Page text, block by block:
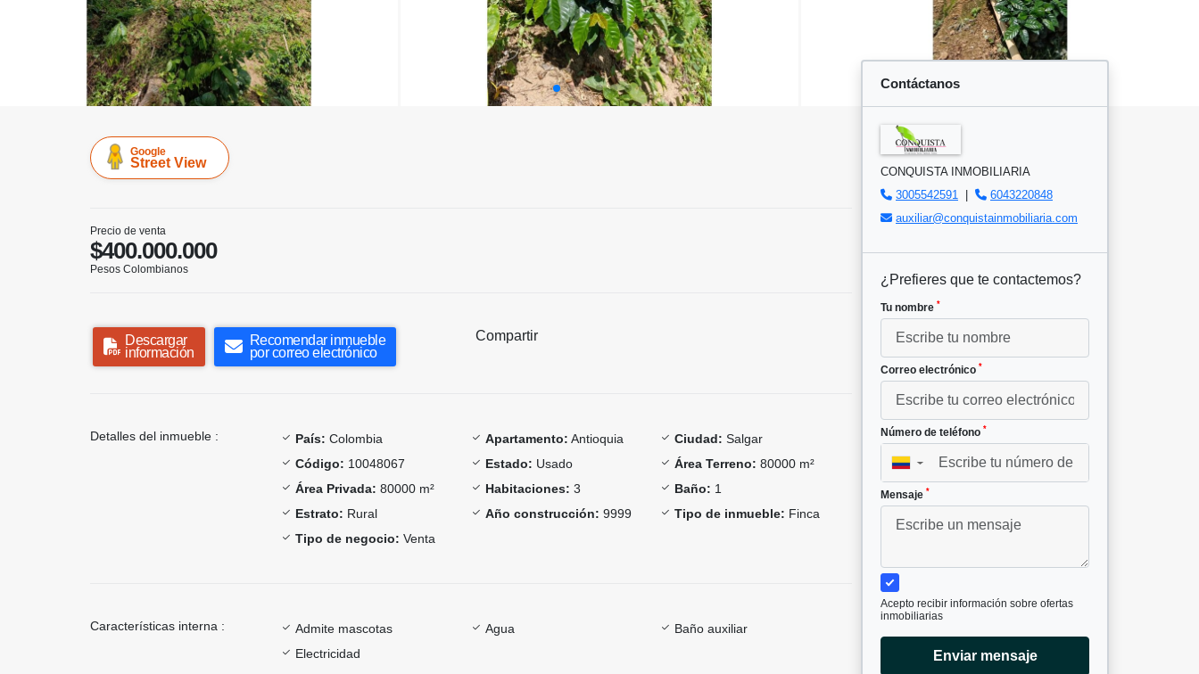
Google
Street View
Precio de venta
$400.000.000
Pesos Colombianos
Descargar
información
Recomendar inmueble
por correo electrónico
Compartir
Detalles del inmueble : País: Colombia Apartamento: Antioquia Ciudad: Salgar
Código: 10048067 Estado: Usado Área Terreno: 80000 m²
Área Privada: 80000 m² Habitaciones: 3 Baño: 1
Estrato: Rural Año construcción: 9999 Tipo de inmueble: Finca
Tipo de negocio: Venta
Características interna : Admite mascotas Agua
Baño auxiliar
Electricidad
Contáctanos
CONQUISTA INMOBILIARIA
3005542591
|
6043220848
auxiliar@conquistainmobiliaria.com
¿Prefieres que te contactemos?
Tu nombre *
Correo electrónico *
Número de teléfono *
▼
Mensaje *
Acepto recibir información sobre ofertas
inmobiliarias
Enviar mensaje